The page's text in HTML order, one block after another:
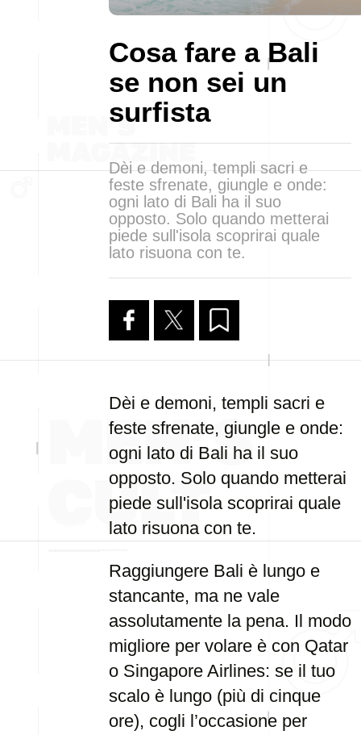
Cosa fare a Bali
se non sei un
surfista
Dèi e demoni, templi sacri e
feste sfrenate, giungle e onde:
ogni lato di Bali ha il suo
opposto. Solo quando metterai
piede sull'isola scoprirai quale
lato risuona con te.
Dèi e demoni, templi sacri e
feste sfrenate, giungle e onde:
ogni lato di Bali ha il suo
opposto. Solo quando metterai
piede sull'isola scoprirai quale
lato risuona con te.
Raggiungere Bali è lungo e
stancante, ma ne vale
assolutamente la pena. Il modo
migliore per volare è con Qatar
o Singapore Airlines: se il tuo
scalo è lungo (più di cinque
ore), cogli l’occasione per